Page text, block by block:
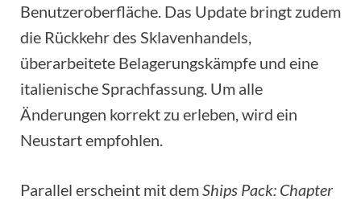
Benutzeroberfläche. Das Update bringt zudem
die Rückkehr des Sklavenhandels,
überarbeitete Belagerungskämpfe und eine
italienische Sprachfassung. Um alle
Änderungen korrekt zu erleben, wird ein
Neustart empfohlen.
Parallel erscheint mit demShips Pack: Chapter